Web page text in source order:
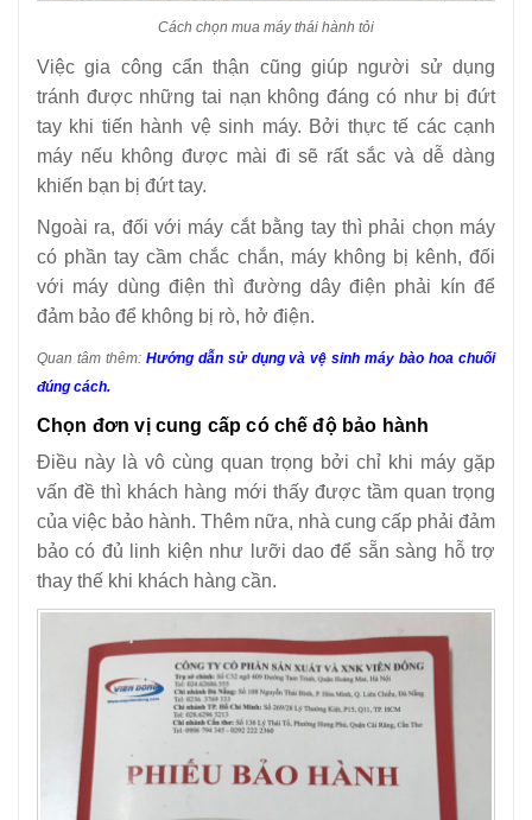
Cách chọn mua máy thái hành tỏi
Việc gia công cẩn thận cũng giúp người sử dụng
tránh được những tai nạn không đáng có như bị đứt
tay khi tiến hành vệ sinh máy. Bởi thực tế các cạnh
máy nếu không được mài đi sẽ rất sắc và dễ dàng
khiến bạn bị đứt tay.
Ngoài ra, đối với máy cắt bằng tay thì phải chọn máy
có phần tay cầm chắc chắn, máy không bị kênh, đối
với máy dùng điện thì đường dây điện phải kín để
đảm bảo để không bị rò, hở điện.
Quan tâm thêm: Hướng dẫn sử dụng và vệ sinh máy bào hoa chuối
đúng cách.
Chọn đơn vị cung cấp có chế độ bảo hành
Điều này là vô cùng quan trọng bởi chỉ khi máy gặp
vấn đề thì khách hàng mới thấy được tầm quan trọng
của việc bảo hành. Thêm nữa, nhà cung cấp phải đảm
bảo có đủ linh kiện như lưỡi dao để sẵn sàng hỗ trợ
thay thế khi khách hàng cần.